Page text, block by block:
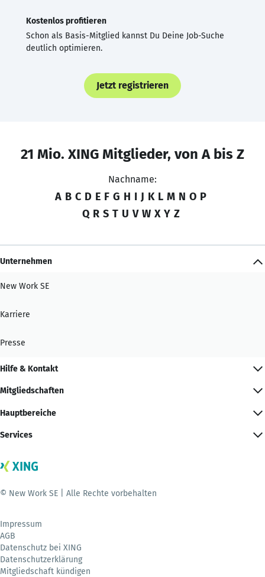
Kostenlos profitieren
Schon als Basis-Mitglied kannst Du Deine Job-Suche
deutlich optimieren.
Jetzt registrieren
21 Mio. XING Mitglieder, von A bis Z
Nachname:
A B C D E F G H I J K L M N O P
Q R S T U V W X Y Z
Unternehmen
New Work SE
Karriere
Presse
Hilfe & Kontakt
Mitgliedschaften
Hauptbereiche
Services
© New Work SE | Alle Rechte vorbehalten
Impressum
AGB
Datenschutz bei XING
Datenschutzerklärung
Mitgliedschaft kündigen